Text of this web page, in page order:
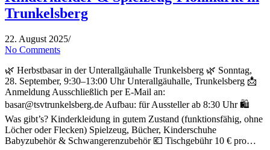
Trunkelsberg
22. August 2025/
No Comments
🌿 Herbstbasar in der Unterallgäuhalle Trunkelsberg 🌿 Sonntag,
28. September, 9:30–13:00 Uhr Unterallgäuhalle, Trunkelsberg 📩
Anmeldung Ausschließlich per E-Mail an:
basar@tsvtrunkelsberg.de Aufbau: für Aussteller ab 8:30 Uhr 🛍️
Was gibt’s? Kinderkleidung in gutem Zustand (funktionsfähig, ohne
Löcher oder Flecken) Spielzeug, Bücher, Kinderschuhe
Babyzubehör & Schwangerenzubehör 💶 Tischgebühr 10 € pro…